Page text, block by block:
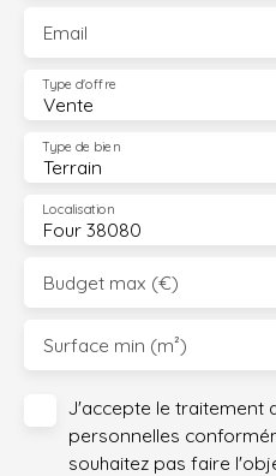
Email
Vente
Type d'offre
Terrain
Type de bien
Four 38080
Localisation
Budget max (€)
Surface min (m²)
J'accepte le traitement
personnelles
souhaitez pas faire